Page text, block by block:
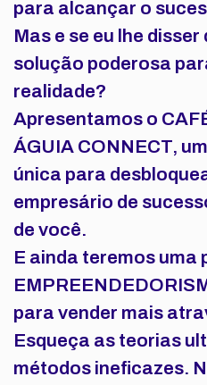
para alcançar o
Mas e se eu lhe
solução poderosa
realidade?
Apresentamos o
ÁGUIA CONNECT,
única para
empresário de
de você.
E ainda teremos uma
para vender mais
Esqueça as teorias
métodos ineficazes.